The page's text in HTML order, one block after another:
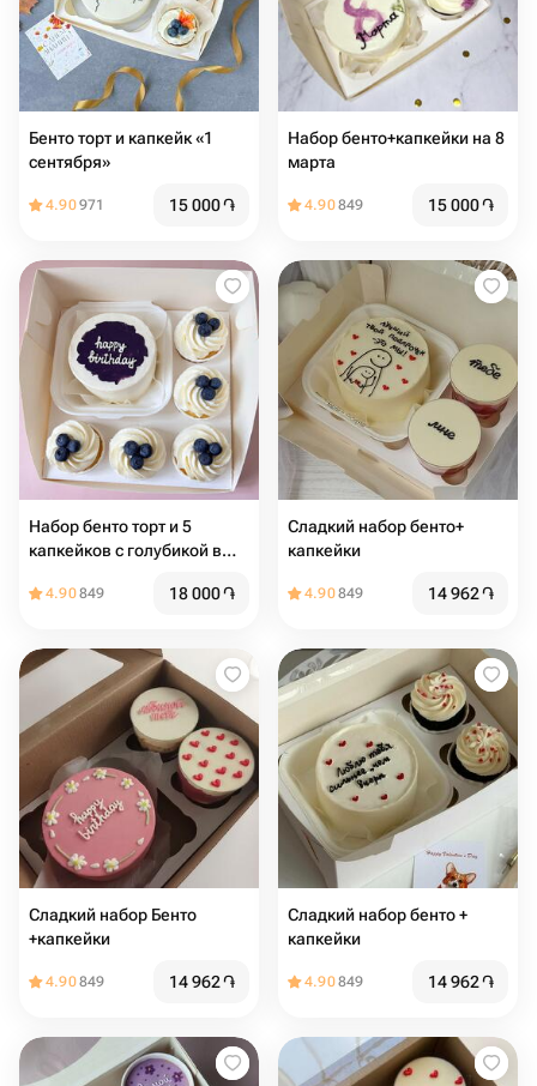
Бенто торт и капкейк «1
сентября»
4.90971 15 000֏
Набор бенто+капкейки на 8
марта
4.90849 15 000֏
Набор бенто торт и 5
капкейков с голубикой в
4.90849 18 000֏
Сладкий набор бенто+
капкейки
4.90849 14 962֏
Сладкий набор Бенто
+капкейки
4.90849 14 962֏
Сладкий набор бенто +
капкейки
4.90849 14 962֏